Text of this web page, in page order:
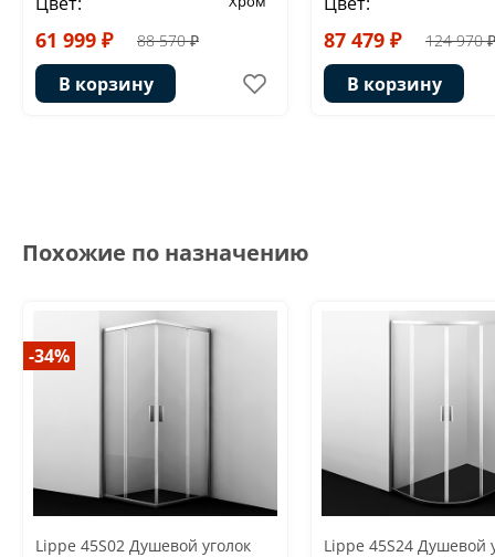
61 999 ₽ 88 570 ₽
В корзину
87 479 ₽ 124 970 ₽
В корзину
Похожие по назначению
-34%
Lippe 45S02 Душевой уголок Lippe 45S24 Душевой